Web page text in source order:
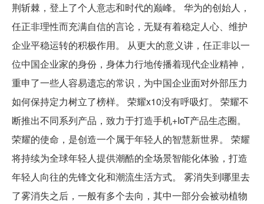
荆斩棘，登上了个人意志和时代的巅峰。 华为的创始人，
任正非理性而充满自信的言论，无疑有着稳定人心、维护
企业平稳运转的积极作用。 从更大的意义讲，任正非以一
位中国企业家的身份，身体力行地传播着现代企业精神，
重申了一些人容易遗忘的常识，为中国企业面对外部压力
如何保持定力树立了榜样。 荣耀x10没有呼吸灯。 荣耀不
断推出不同系列产品，致力于打造手机+IoT产品生态圈。
荣耀的使命，是创造一个属于年轻人的智慧新世界。 荣耀
将持续为全球年轻人提供潮酷的全场景智能化体验，打造
年轻人向往的先锋文化和潮流生活方式。 雾消失到哪里去
了雾消失之后，一般有多个去向，其中一部分会被动植物